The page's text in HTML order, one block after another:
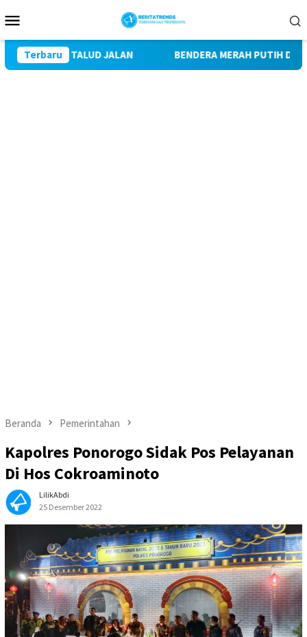
ke
Mobile
Terbaru
TALUD JALAN BENDERA MERAH PUTIH DISIRAM
Beranda Pemerintahan
Kapolres Ponorogo Sidak Pos Pelayanan
Di Hos Cokroaminoto
LilikAbdi
25 Desember 2022